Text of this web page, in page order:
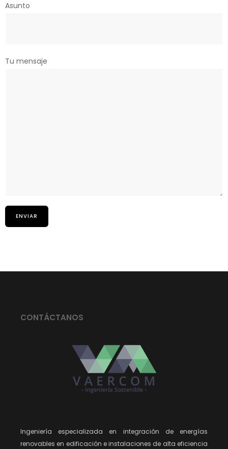
Asunto
Tu mensaje
CONTÁCTANOS
Ingeniería especializada en integración de energías
renovables en edificación e instalaciones de alta eficiencia